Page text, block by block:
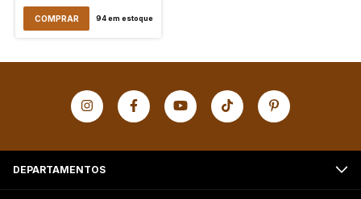
COMPRAR 94em estoque
DEPARTAMENTOS